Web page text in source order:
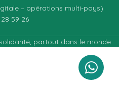
– opérations multi-pays)
59 26
partout dans le monde